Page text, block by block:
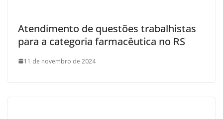
Atendimento de questões trabalhistas
para a categoria farmacêutica no RS
11 de novembro de 2024